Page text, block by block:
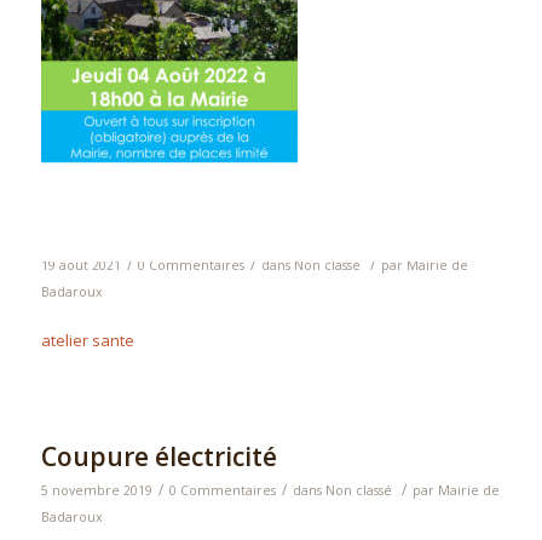
19 août 2021 / 0 Commentaires / dans Non classé / par Mairie de
Badaroux
atelier sante
Coupure électricité
5 novembre 2019 / 0 Commentaires / dans Non classé / par Mairie de
Badaroux